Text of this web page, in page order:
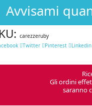
Avvisami
carezzeruby
Twitter Pinterest Linkedin
Gli ordini
saranno